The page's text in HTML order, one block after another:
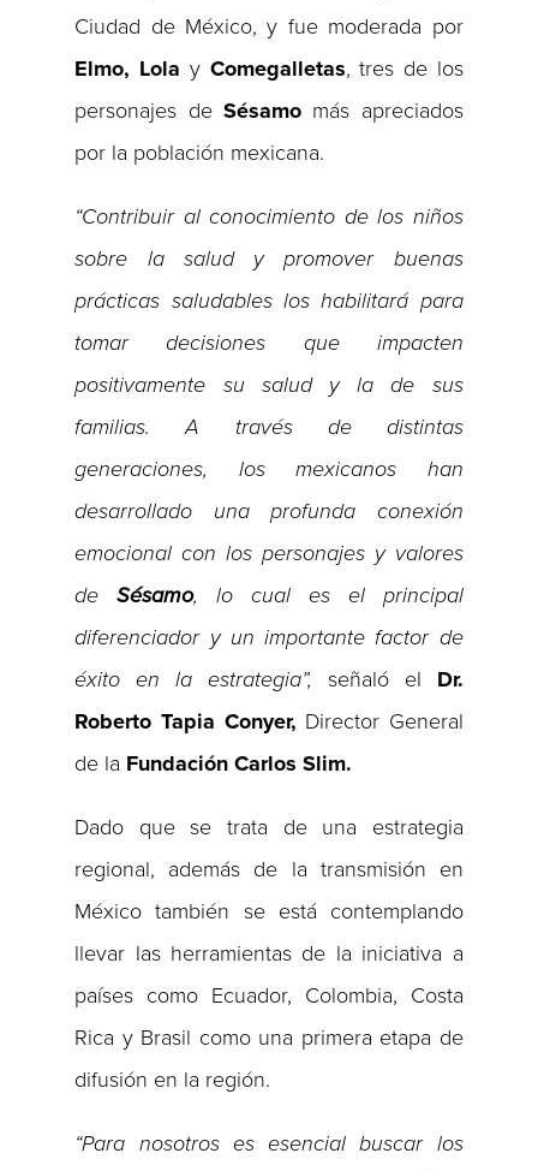
Ciudad de México, y fue moderada por
Elmo, Lola yComegalletas, tres de los
personajes de Sésamo más apreciados
por la población mexicana.
“Contribuir al conocimiento de los niños
sobre la salud y promover buenas
prácticas saludables los habilitará para
tomar decisiones que impacten
positivamente su salud y la de sus
familias. A través de distintas
generaciones, los mexicanos han
desarrollado una profunda conexión
emocional con los personajes y valores
deSésamo, lo cual es el principal
diferenciador y un importante factor de
éxito en la estrategia”, señaló el Dr.
Roberto Tapia Conyer, Director General
de la Fundación Carlos Slim.
Dado que se trata de una estrategia
regional, además de la transmisión en
México también se está contemplando
llevar las herramientas de la iniciativa a
países como Ecuador, Colombia, Costa
Rica y Brasil como una primera etapa de
difusión en la región.
“Para nosotros es esencial buscar los